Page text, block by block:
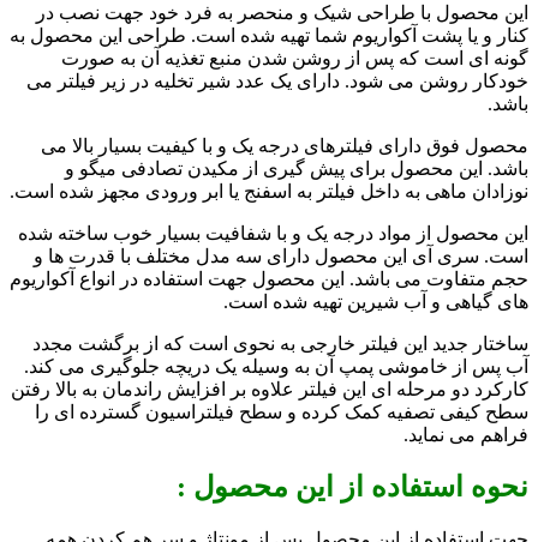
این محصول با طراحی شیک و منحصر به فرد خود جهت نصب در
کنار و یا پشت آکواریوم شما تهیه شده است. طراحی این محصول به
گونه ای است که پس از روشن شدن منبع تغذیه آن به صورت
خودکار روشن می شود. دارای یک عدد شیر تخلیه در زیر فیلتر می
باشد.
محصول فوق دارای فیلترهای درجه یک و با کیفیت بسیار بالا می
باشد. این محصول برای پیش گیری از مکیدن تصادفی میگو و
نوزادان ماهی به داخل فیلتر به اسفنج یا ابر ورودی مجهز شده است.
این محصول از مواد درجه یک و با شفافیت بسیار خوب ساخته شده
است. سری آی این محصول دارای سه مدل مختلف با قدرت ها و
حجم متفاوت می باشد. این محصول جهت استفاده در انواع آکواریوم
های گیاهی و آب شیرین تهیه شده است.
ساختار جدید این فیلتر خارجی به نحوی است که از برگشت مجدد
آب پس از خاموشی پمپ آن به وسیله یک دریچه جلوگیری می کند.
کارکرد دو مرحله ای این فیلتر علاوه بر افزایش راندمان به بالا رفتن
سطح کیفی تصفیه کمک کرده و سطح فیلتراسیون گسترده ای را
فراهم می نماید.
نحوه استفاده از این محصول :